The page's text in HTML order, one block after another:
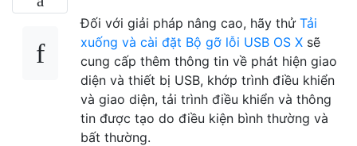
Đối với giải pháp nâng cao, hãy thử Tải
xuống và cài đặt Bộ gỡ lỗi USB OS X sẽ
cung cấp thêm thông tin về phát hiện giao
diện và thiết bị USB, khớp trình điều khiển
và giao diện, tải trình điều khiển và thông
tin được tạo do điều kiện bình thường và
bất thường.